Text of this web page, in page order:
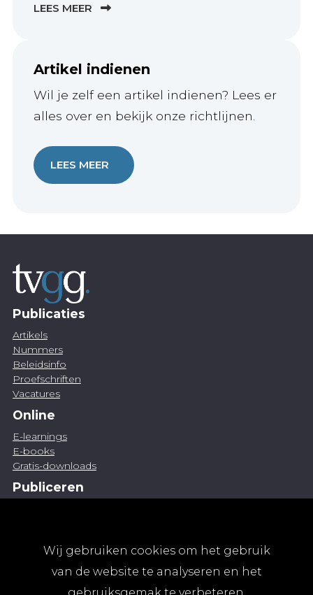
Wij gebruiken cookies om het gebruik
van de website te analyseren en het
LEES MEER
Artikel indienen
Wil je zelf een artikel indienen? Lees er
alles over en bekijk onze richtlijnen.
LEES MEER
Publicaties
Artikels
Nummers
Beleidsinfo
Proefschriften
Vacatures
Online
E-learnings
E-books
Gratis-downloads
Publiceren
Abonnementen